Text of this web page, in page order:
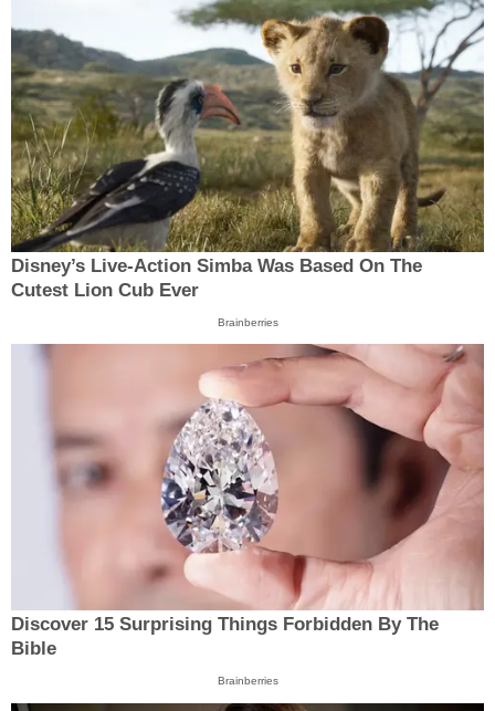
Disney’s Live-Action Simba Was Based On The
Cutest Lion Cub Ever
Brainberries
Discover 15 Surprising Things Forbidden By The
Bible
Brainberries